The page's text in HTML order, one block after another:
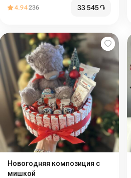
4.94236 33 545֏
Новогодняя композиция с
мишкой